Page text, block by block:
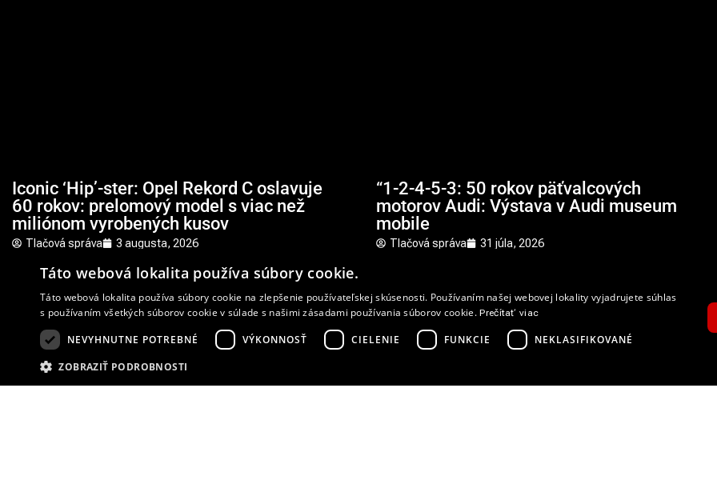
Iconic ‘Hip’-ster: Opel Rekord C oslavuje
60 rokov: prelomový model s viac než
miliónom vyrobených kusov
Tlačová správa
3 augusta, 2026
“1-2-4-5-3: 50 rokov päťvalcových
motorov Audi: Výstava v Audi museum
mobile
Tlačová správa
31 júla, 2026
1
Táto webová lokalita používa súbory cookie.
Táto webová lokalita používa súbory cookie na zlepšenie používateľskej skúsenosti. Používaním našej webovej lokality vyjadrujete súhlas
s používaním všetkých súborov cookie v súlade s našimi zásadami používania súborov cookie.Prečítať viac
NEVYHNUTNE POTREBNÉ VÝKONNOSŤ CIELENIE FUNKCIE NEKLASIFIKOVANÉ
ZOBRAZIŤ PODROBNOSTI